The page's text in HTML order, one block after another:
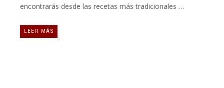
encontrarás desde las recetas más tradicionales …
LEER MÁS